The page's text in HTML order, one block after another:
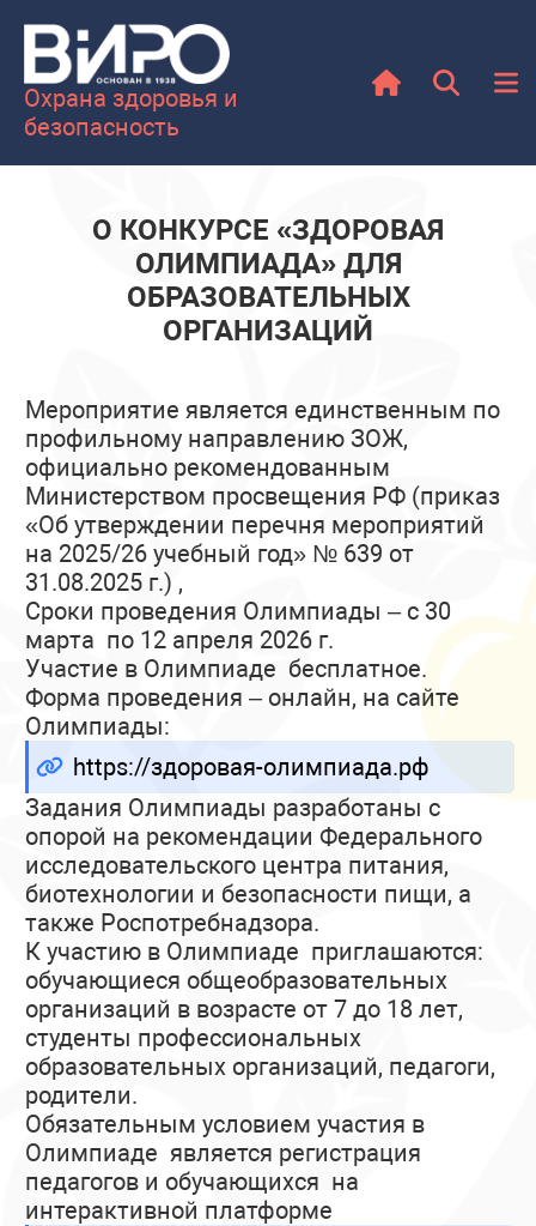
Охрана здоровья и
безопасность
О КОНКУРСЕ «ЗДОРОВАЯ
ОЛИМПИАДА» ДЛЯ
ОБРАЗОВАТЕЛЬНЫХ
ОРГАНИЗАЦИЙ
Мероприятие является единственным по
профильному направлению ЗОЖ,
официально рекомендованным
Министерством просвещения РФ (приказ
«Об утверждении перечня мероприятий
на 2025/26 учебный год» № 639 от
31.08.2025 г.) ,
Сроки проведения Олимпиады – с 30
марта по 12 апреля 2026 г.
Участие в Олимпиаде бесплатное.
Форма проведения – онлайн, на сайте
Олимпиады:
https://здоровая-олимпиада.рф
Задания Олимпиады разработаны с
опорой на рекомендации Федерального
исследовательского центра питания,
биотехнологии и безопасности пищи, а
также Роспотребнадзора.
К участию в Олимпиаде приглашаются:
обучающиеся общеобразовательных
организаций в возрасте от 7 до 18 лет,
студенты профессиональных
образовательных организаций, педагоги,
родители.
Обязательным условием участия в
Олимпиаде является регистрация
педагогов и обучающихся на
интерактивной платформе